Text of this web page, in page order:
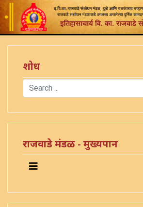
शोध
Search
राजवाडे मंडळ - मुख्यपान